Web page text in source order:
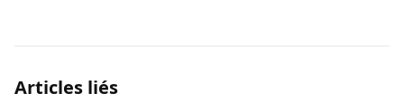
Articles liés